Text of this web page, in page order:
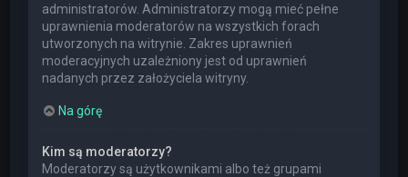
administratorów. Administratorzy mogą mieć pełne
uprawnienia moderatorów na wszystkich forach
utworzonych na witrynie. Zakres uprawnień
moderacyjnych uzależniony jest od uprawnień
nadanych przez założyciela witryny.
Na górę
Kim są moderatorzy?
Moderatorzy są użytkownikami albo też grupami